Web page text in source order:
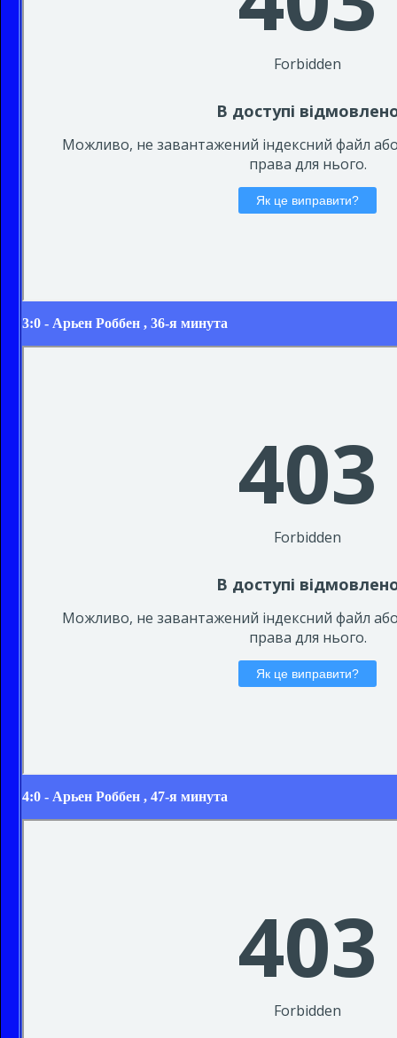
3:0 - Арьен Роббен , 36-я минута
4:0 - Арьен Роббен , 47-я минута